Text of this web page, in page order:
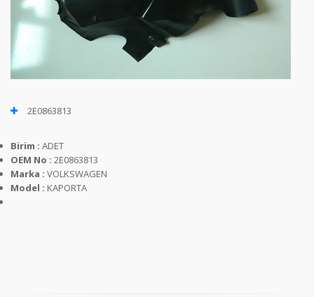
2E0863813
Birim : ADET
OEM No : 2E0863813
Marka : VOLKSWAGEN
Model : KAPORTA